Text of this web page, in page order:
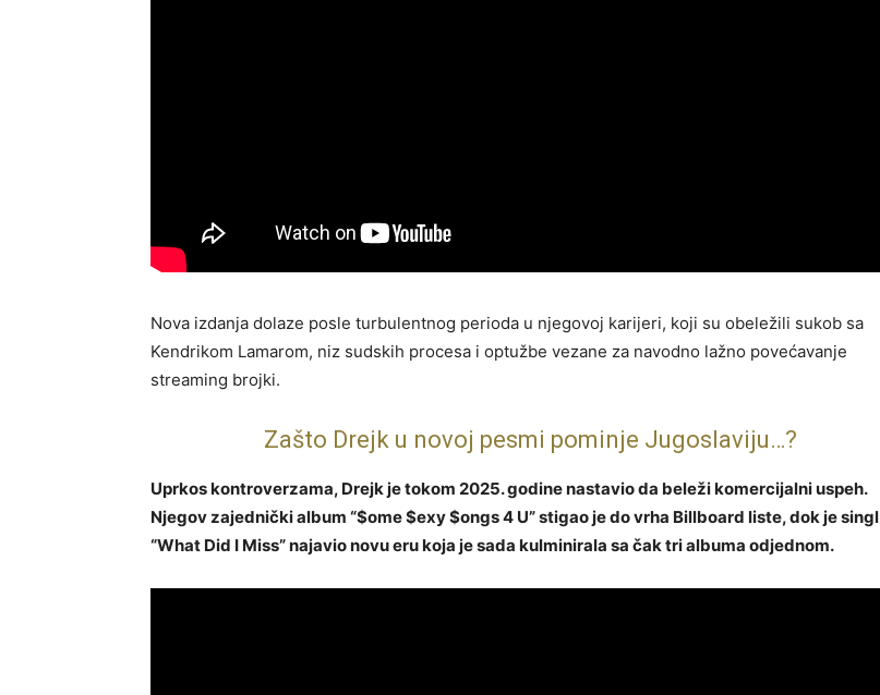
Nova izdanja dolaze posle turbulentnog perioda u njegovoj karijeri, koji su obeležili sukob sa
Kendrikom Lamarom, niz sudskih procesa i optužbe vezane za navodno lažno povećavanje
streaming brojki.
Zašto Drejk u novoj pesmi pominje Jugoslaviju…?
Uprkos kontroverzama, Drejk je tokom 2025. godine nastavio da beleži komercijalni uspeh.
Njegov zajednički album “$ome $exy $ongs 4 U” stigao je do vrha Billboard liste, dok je singl
“What Did I Miss” najavio novu eru koja je sada kulminirala sa čak tri albuma odjednom.